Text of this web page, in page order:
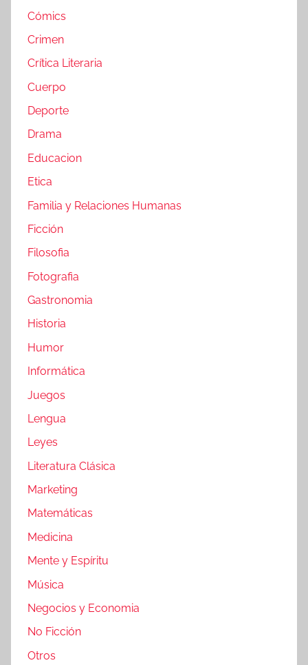
Cómics
Crimen
Crítica Literaria
Cuerpo
Deporte
Drama
Educacion
Etica
Familia y Relaciones Humanas
Ficción
Filosofia
Fotografia
Gastronomia
Historia
Humor
Informática
Juegos
Lengua
Leyes
Literatura Clásica
Marketing
Matemáticas
Medicina
Mente y Espíritu
Música
Negocios y Economia
No Ficción
Otros